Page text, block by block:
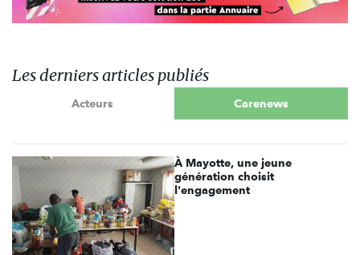
Les derniers articles publiés
Acteurs Carenews
À Mayotte, une jeune
génération choisit
l'engagement